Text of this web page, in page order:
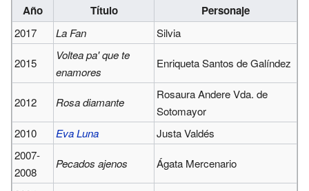
Año Título Personaje
2017 La Fan Silvia
2015
Voltea pa' que te
enamores
Enriqueta Santos de Galíndez
2012 Rosa diamante
Rosaura Andere Vda. de
Sotomayor
2010
Eva Luna
Justa Valdés
2007-
2008
Pecados ajenos Ágata Mercenario